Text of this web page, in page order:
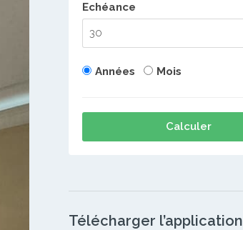
Echéance
Années Mois
Calculer
Télécharger l’application